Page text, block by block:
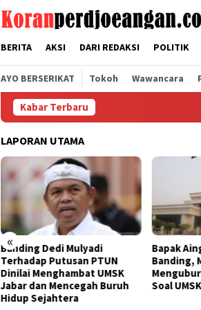
BERITA AKSI DARI REDAKSI POLITIK
AYO BERSERIKAT Tokoh Wawancara
Kabar Terbaru
LAPORAN UTAMA
«
Banding Dedi Mulyadi
Terhadap Putusan PTUN
Dinilai Menghambat UMSK
Jabar dan Mencegah Buruh
Hidup Sejahtera
Bapak
Banding,
Soal